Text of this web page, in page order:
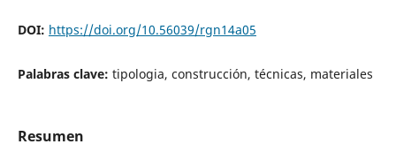
DOI: https://doi.org/10.56039/rgn14a05
Palabras clave: tipologia, construcción, técnicas, materiales
Resumen